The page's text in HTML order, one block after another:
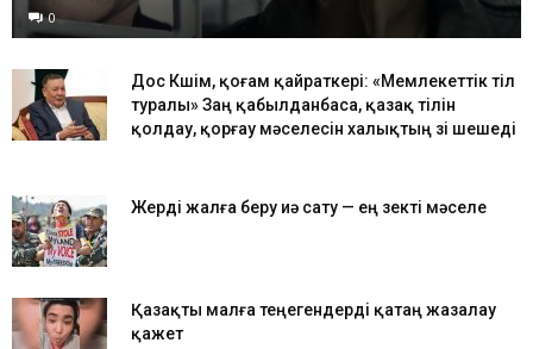
0
Дос Көшім, қоғам қайраткері: «Мемлекеттік тіл
туралы» Заң қабылданбаса, қазақ тілін
қолдау, қорғау мәселесін халықтың өзі шешеді
Жерді жалға беру иә сату — ең өзекті мәселе
Қазақты малға теңегендерді қатаң жазалау
қажет